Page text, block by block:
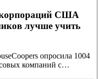
корпораций США
лучше учить
опросила 1004
компаний с…